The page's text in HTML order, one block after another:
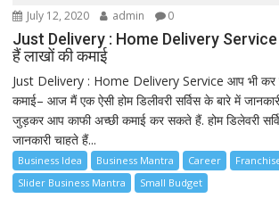
July 12, 2020 admin 0
Just Delivery : Home Delivery
हैं लाखों की कमाई
Just Delivery : Home Delivery Service आप भी कर
कमाई– आज मैं एक ऐसी होम डिलीवरी सर्विस के बारे में
जुड़कर आप काफी अच्छी कमाई कर सकते हैं. होम डिलेवरी
जानकारी चाहते हैं...
Business Idea Business Mantra Career
Slider Business Mantra
Small Budget